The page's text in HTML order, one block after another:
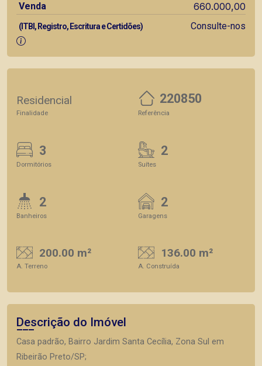
Venda
660.000,00
(ITBI, Registro, Escritura e Certidões) Consulte-nos
Residencial
Finalidade
220850
Referência
3
Dormitórios
2
Suítes
2
Banheiros
2
Garagens
200.00 m²
A. Terreno
136.00 m²
A. Construída
Descrição do Imóvel
Casa padrão, Bairro Jardim Santa Cecília, Zona Sul em
Ribeirão Preto/SP;